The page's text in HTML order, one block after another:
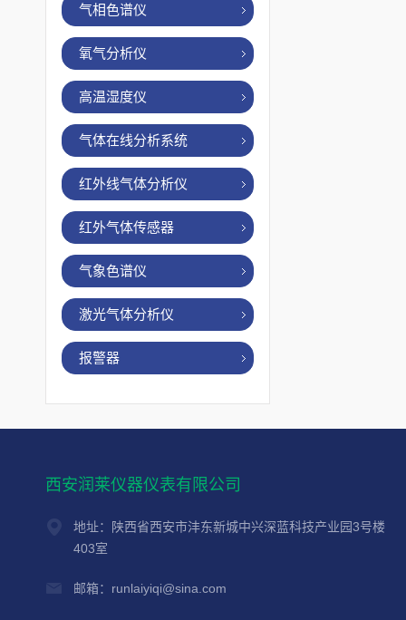
气相色谱仪
氧气分析仪
高温湿度仪
气体在线分析系统
红外线气体分析仪
红外气体传感器
气象色谱仪
激光气体分析仪
报警器
西安润莱仪器仪表有限公司
地址：陕西省西安市沣东新城中兴深蓝科技产业园3号楼
403室
邮箱：runlaiyiqi@sina.com